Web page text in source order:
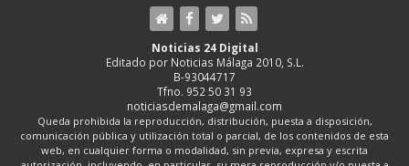
Noticias 24 Digital
Editado por Noticias Málaga 2010, S.L.
B-93044717
Tfno. 952 50 31 93
noticiasdemalaga@gmail.com
Queda prohibida la reproducción, distribución, puesta a disposición,
comunicación pública y utilización total o parcial, de los contenidos de esta
web, en cualquier forma o modalidad, sin previa, expresa y escrita